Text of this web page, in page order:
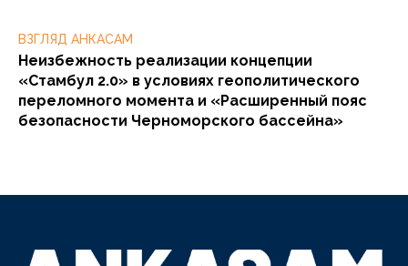
ВЗГЛЯД АНКАСАМ
Неизбежность реализации концепции
«Стамбул 2.0» в условиях геополитического
переломного момента и «Расширенный пояс
безопасности Черноморского бассейна»